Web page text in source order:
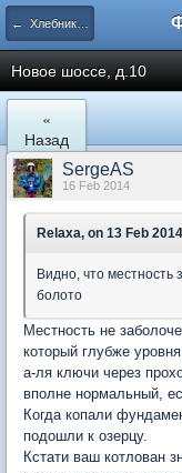
← Хлебниково
Новое шоссе, д.10
«
Назад
SergeAS
16 Feb 2014
Relaxa, on 13 Feb
Видно, что местность
болото
Местность не
который глубже
а-ля ключи через
вполне нормальный,
Когда копали
подошли к озерцу.
Кстати ваш котлован